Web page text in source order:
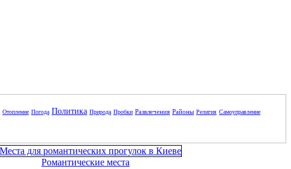
Отопление Погода Политика Природа Пробки Развлечения Районы Религия Самоуправление
Романтические места